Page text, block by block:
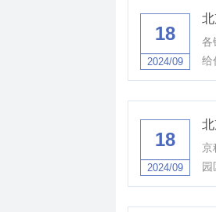
18
2024/09
各
给
18
2024/09
京